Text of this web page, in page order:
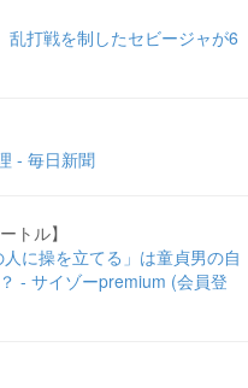
打戦を制したセビージャが6
- 毎日新聞
トル】
に操を立てる」は童貞男の自
- サイゾーpremium (会員登